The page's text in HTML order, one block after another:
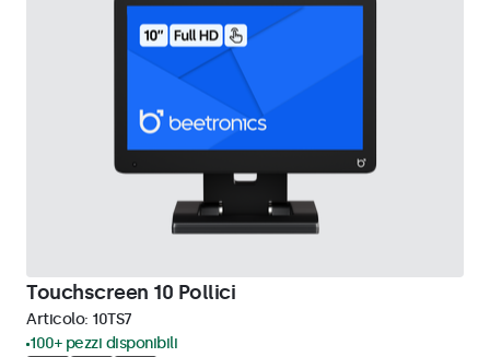
Touchscreen 10 Pollici
Articolo: 10TS7
100+ pezzi disponibili